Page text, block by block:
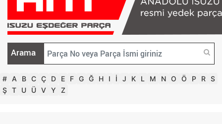
Arama
# A B C Ç D E F G Ğ H I İ J K L M N O Ö P R S
Ş T U Ü V Y Z